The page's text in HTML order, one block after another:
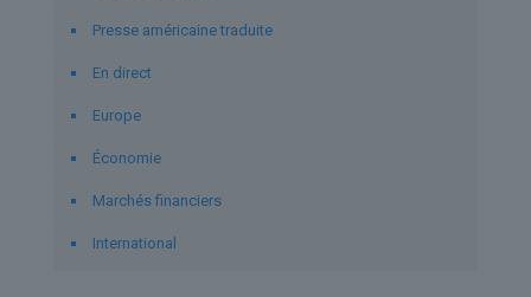
Presse américaine traduite
En direct
Europe
Économie
Marchés financiers
International